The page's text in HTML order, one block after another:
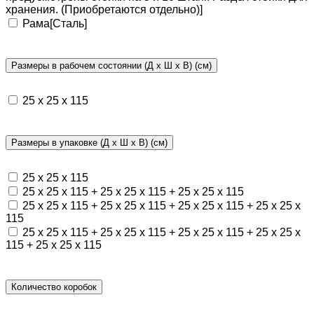
хранения. (Приобретаются отдельно)]
Рама[Сталь]
Размеры в рабочем состоянии (Д х Ш х В) (см)
25 х 25 х 115
Размеры в упаковке (Д х Ш х В) (см)
25 х 25 х 115
25 х 25 х 115 + 25 х 25 х 115 + 25 х 25 х 115
25 х 25 х 115 + 25 х 25 х 115 + 25 х 25 х 115 + 25 х 25 х
115
25 х 25 х 115 + 25 х 25 х 115 + 25 х 25 х 115 + 25 х 25 х
115 + 25 х 25 х 115
Количество коробок